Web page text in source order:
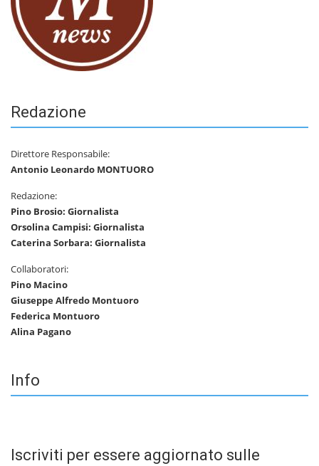
Redazione
Direttore Responsabile:
Antonio Leonardo MONTUORO
Redazione:
Pino Brosio: Giornalista
Orsolina Campisi: Giornalista
Caterina Sorbara: Giornalista
Collaboratori:
Pino Macino
Giuseppe Alfredo Montuoro
Federica Montuoro
Alina Pagano
Info
Iscriviti per essere aggiornato sulle